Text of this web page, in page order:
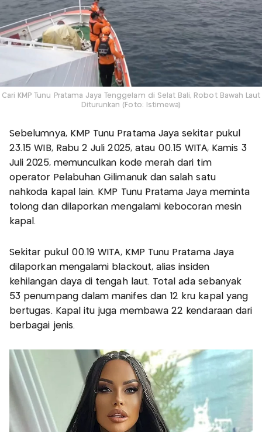
Cari KMP Tunu Pratama Jaya Tenggelam di Selat Bali, Robot Bawah Laut
Diturunkan (Foto: Istimewa)
Sebelumnya, KMP Tunu Pratama Jaya sekitar pukul
23.15 WIB, Rabu 2 Juli 2025, atau 00.15 WITA, Kamis 3
Juli 2025, memunculkan kode merah dari tim
operator Pelabuhan Gilimanuk dan salah satu
nahkoda kapal lain. KMP Tunu Pratama Jaya meminta
tolong dan dilaporkan mengalami kebocoran mesin
kapal.
Sekitar pukul 00.19 WITA, KMP Tunu Pratama Jaya
dilaporkan mengalami blackout, alias insiden
kehilangan daya di tengah laut. Total ada sebanyak
53 penumpang dalam manifes dan 12 kru kapal yang
bertugas. Kapal itu juga membawa 22 kendaraan dari
berbagai jenis.